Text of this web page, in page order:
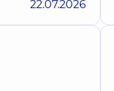
22.07.2026